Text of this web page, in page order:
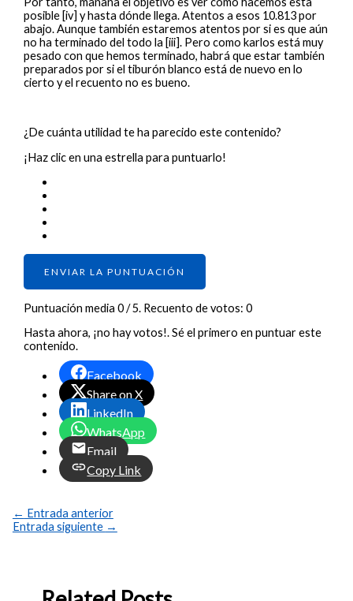
posible [iv] y hasta dónde llega. Atentos a esos 10.813 por
abajo. Aunque también estaremos atentos por si es que aún
no ha terminado del todo la [iii]. Pero como karlos está muy
pesado con que hemos terminado, habrá que estar también
preparados por si el tiburón blanco está de nuevo en lo
cierto y el recuento no es bueno.
¿De cuánta utilidad te ha parecido este contenido?
¡Haz clic en una estrella para puntuarlo!
ENVIAR LA PUNTUACIÓN
Puntuación media0/ 5. Recuento de votos:0
Hasta ahora, ¡no hay votos!. Sé el primero en puntuar este
contenido.
Facebook
Share on X
LinkedIn
WhatsApp
Email
Copy Link
← Entrada anterior
Entrada siguiente →